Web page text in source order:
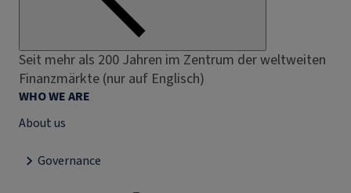
Seit mehr als 200 Jahren im Zentrum der weltweiten
Finanzmärkte (nur auf Englisch)
WHO WE ARE
About us
Governance